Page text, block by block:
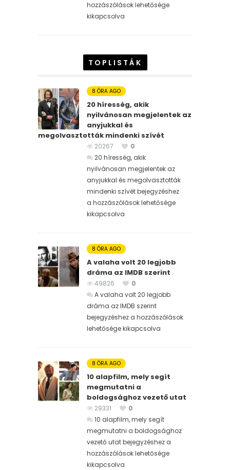
hozzászólások lehetősége
kikapcsolva
TOPLISTÁK
8 ÓRA AGO
20 híresség, akik
nyilvánosan megjelentek az
anyjukkal és
megolvasztották mindenki szívét
20267
0
20 híresség, akik
nyilvánosan megjelentek az
anyjukkal és megolvasztották
mindenki szívét bejegyzéshez
a hozzászólások lehetősége
kikapcsolva
8 ÓRA AGO
A valaha volt 20 legjobb
dráma az IMDB szerint
49826
0
A valaha volt 20 legjobb
dráma az IMDB szerint
bejegyzéshez a hozzászólások
lehetősége kikapcsolva
8 ÓRA AGO
10 alapfilm, mely segít
megmutatni a
boldogsághoz vezető utat
29331
0
10 alapfilm, mely segít
megmutatni a boldogsághoz
vezető utat bejegyzéshez a
hozzászólások lehetősége
kikapcsolva